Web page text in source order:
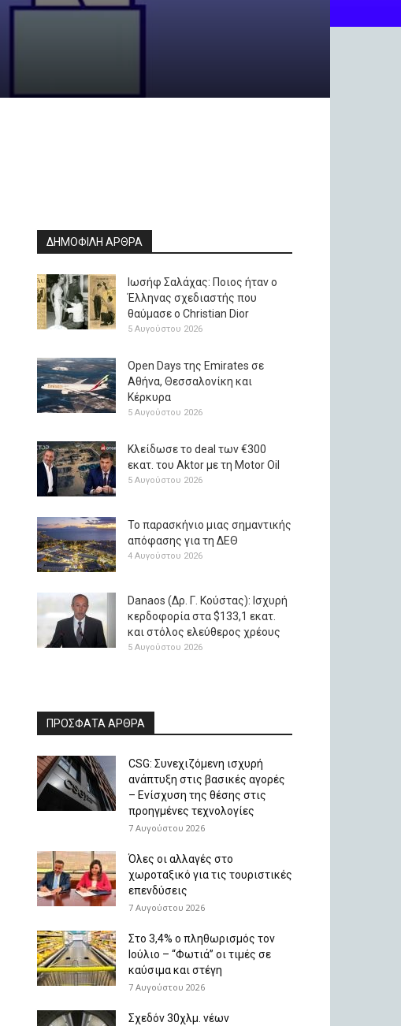
ΔΗΜΟΦΙΛΗ ΑΡΘΡΑ
Ιωσήφ Σαλάχας: Ποιος ήταν ο
Έλληνας σχεδιαστής που
θαύμασε ο Christian Dior
5 Αυγούστου 2026
Open Days της Emirates σε
Αθήνα, Θεσσαλονίκη και
Κέρκυρα
5 Αυγούστου 2026
Κλείδωσε το deal των €300
εκατ. του Aktor με τη Μotor Oil
5 Αυγούστου 2026
Το παρασκήνιο μιας σημαντικής
απόφασης για τη ΔΕΘ
4 Αυγούστου 2026
Danaos (Δρ. Γ. Κούστας): Ισχυρή
κερδοφορία στα $133,1 εκατ.
και στόλος ελεύθερος χρέους
5 Αυγούστου 2026
ΠΡΟΣΦΑΤΑ ΑΡΘΡΑ
CSG: Συνεχιζόμενη ισχυρή
ανάπτυξη στις βασικές αγορές
– Ενίσχυση της θέσης στις
προηγμένες τεχνολογίες
7 Αυγούστου 2026
Όλες οι αλλαγές στο
χωροταξικό για τις τουριστικές
επενδύσεις
7 Αυγούστου 2026
Στο 3,4% ο πληθωρισμός τον
Ιούλιο – “Φωτιά” οι τιμές σε
καύσιμα και στέγη
7 Αυγούστου 2026
Σχεδόν 30χλμ. νέων